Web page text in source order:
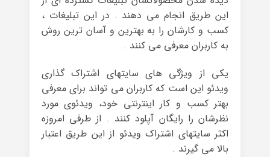
این طریق انجام می دهند . در این تبلیغات ،
کسب و کارشان را به بهترین و آسان ترین روش
به کاربران معرفی می کنند .
یکی از ویژگی های سایتهای اشتراک گذاری
ویدئو این است که کاربران می تواند برای معرفی
بهتر کسب و کار اینترنتی خود، ویدئوی مورد
نظرشان را رایگان آپلود کنند . از طرفی امروزه
اکثر سایتهای اشتراک ویدئو از این طریق اعتبار
بالا می گیرند .